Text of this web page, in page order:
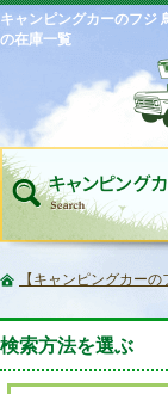
キャンピングカーのフジ
の在庫一覧
【キャンピングカー
検索方法を選ぶ